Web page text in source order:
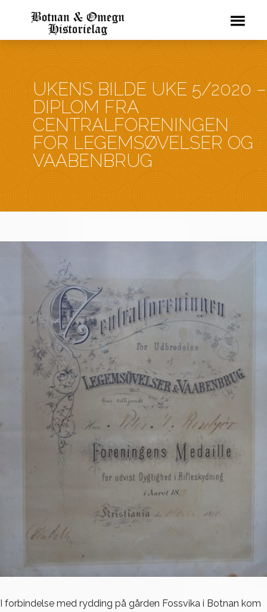
UKENS BILDE UKE 5/2020 –
DIPLOM FRA
CENTRALFORENINGEN
FOR LEGEMSØVELSER OG
VAABENBRUG
I forbindelse med rydding på gården Fossvika i Botnan kom